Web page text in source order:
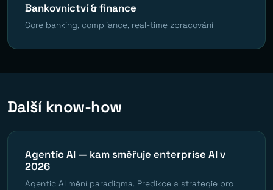
Bankovnictví & finance
Core banking, compliance, real-time zpracování
Další know-how
Agentic AI — kam směřuje enterprise AI v
2026
Agentic AI mění paradigma. Predikce a strategie pro